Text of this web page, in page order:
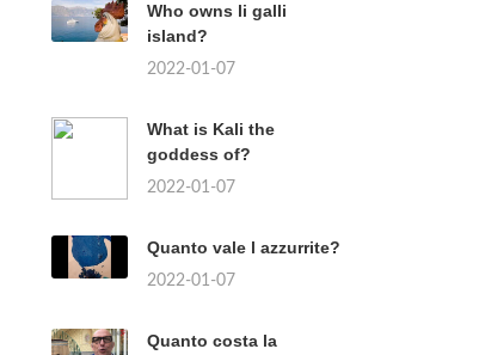
Who owns li galli
island?
2022-01-07
What is Kali the
goddess of?
2022-01-07
Quanto vale l azzurrite?
2022-01-07
Quanto costa la